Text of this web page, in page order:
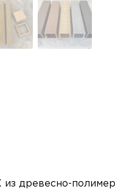
из древесно-